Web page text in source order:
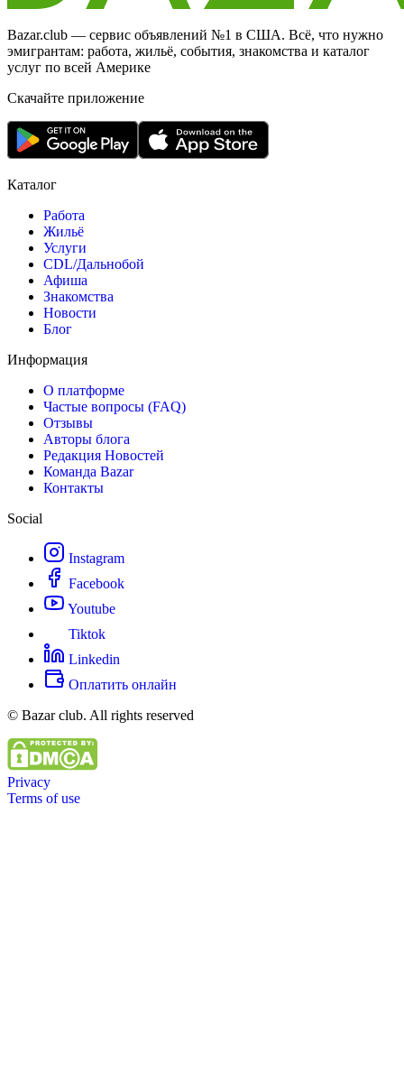
Bazar.club — сервис объявлений №1 в США. Всё, что нужно
эмигрантам: работа, жильё, события, знакомства и каталог
услуг по всей Америке
Скачайте приложение
Каталог
Работа
Жильё
Услуги
CDL/Дальнобой
Афиша
Знакомства
Новости
Блог
Информация
О платформе
Частые вопросы (FAQ)
Отзывы
Авторы блога
Редакция Новостей
Команда Bazar
Контакты
Social
Instagram
Facebook
Youtube
Tiktok
Linkedin
Оплатить онлайн
© Bazar club. All rights reserved
Privacy
Terms of use